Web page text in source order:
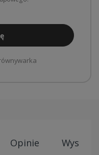
Opinie Wysyłki